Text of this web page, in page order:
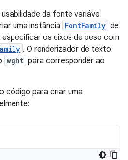
da fonte variável
uma instância FontFamily de
os eixos de peso com
. O renderizador de texto
wght para corresponder ao
código para criar uma